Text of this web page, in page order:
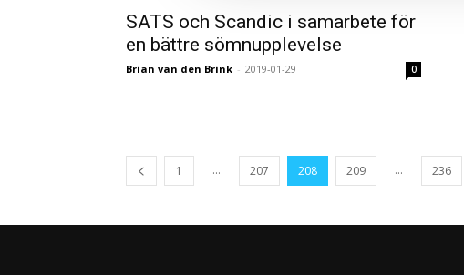
SATS och Scandic i samarbete för
en bättre sömnupplevelse
Brian van den Brink - 2019-01-29 0
1 ... 207 208 209 ... 236